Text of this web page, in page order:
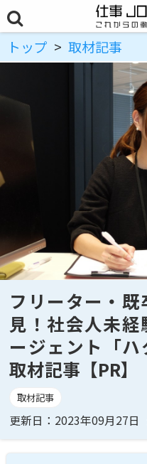
トップ > 取材記事
フリーター・
見！社会人未
ージェント「
取材記事【PR】
取材記事
更新日：2023年09月27日